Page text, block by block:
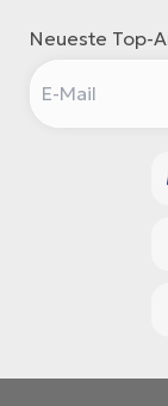
Neueste Top-